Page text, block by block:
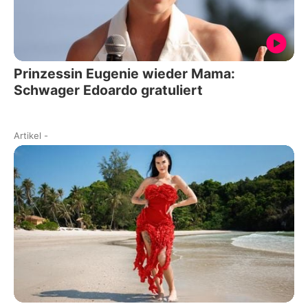
Prinzessin Eugenie wieder Mama:
Schwager Edoardo gratuliert
Artikel -